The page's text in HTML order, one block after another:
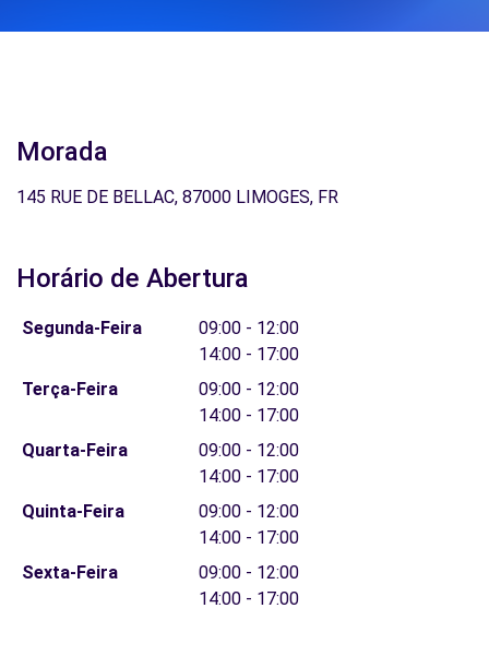
Morada
145 RUE DE BELLAC, 87000 LIMOGES, FR
Horário de Abertura
Segunda-Feira
09:00 - 12:00
14:00 - 17:00
Terça-Feira
09:00 - 12:00
14:00 - 17:00
Quarta-Feira
09:00 - 12:00
14:00 - 17:00
Quinta-Feira
09:00 - 12:00
14:00 - 17:00
Sexta-Feira
09:00 - 12:00
14:00 - 17:00